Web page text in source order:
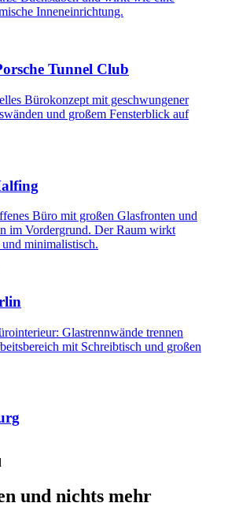
Tunnel Club
und nichts mehr